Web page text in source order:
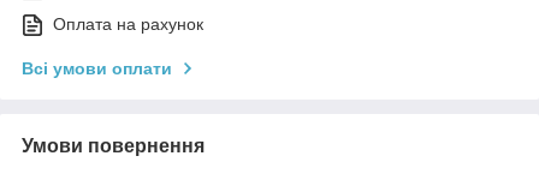
Оплата на рахунок
Всі умови оплати
Умови повернення